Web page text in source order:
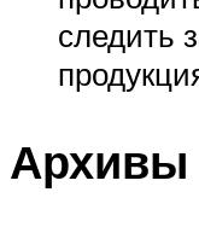
следить
Архивы